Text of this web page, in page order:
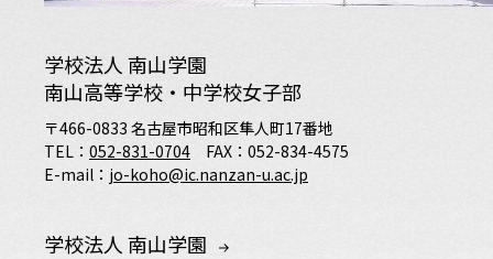
学校法人 南山学園
南山高等学校・中学校女子部
〒466-0833 名古屋市昭和区隼人町17番地
TEL： 052-831-0704 FAX：052-834-4575
E-mail： jo-koho@ic.nanzan-u.ac.jp
学校法人 南山学園